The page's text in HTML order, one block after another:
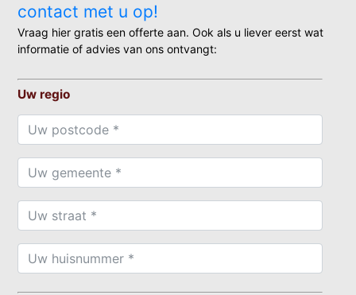
contact met u op!
Vraag hier gratis een offerte aan. Ook als u liever eerst wat
informatie of advies van ons ontvangt:
Uw regio